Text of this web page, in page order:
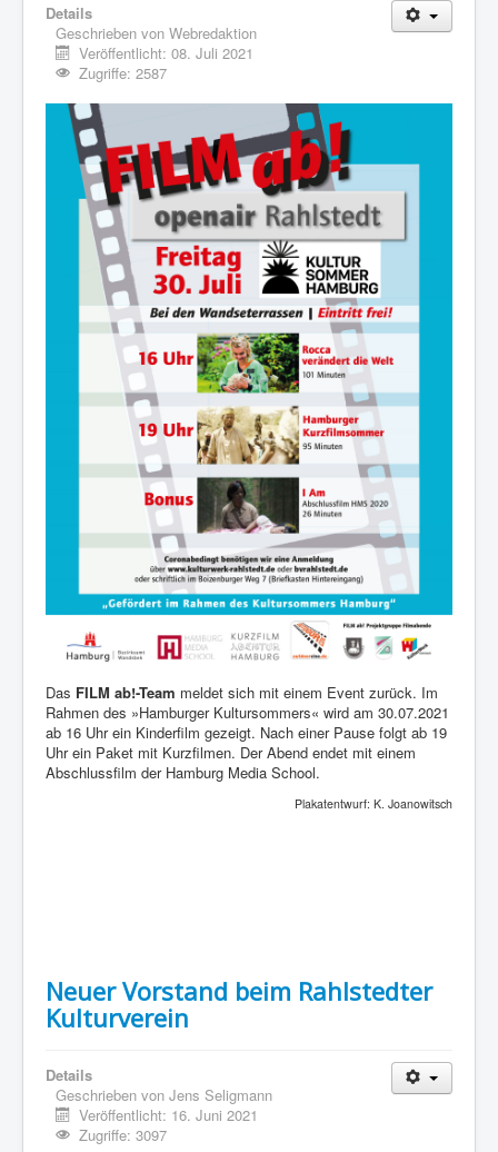
Details
Geschrieben von Webredaktion
Veröffentlicht: 08. Juli 2021
Zugriffe: 2587
Das FILM ab!-Team meldet sich mit einem Event zurück. Im
Rahmen des »Hamburger Kultursommers« wird am 30.07.2021
ab 16 Uhr ein Kinderfilm gezeigt. Nach einer Pause folgt ab 19
Uhr ein Paket mit Kurzfilmen. Der Abend endet mit einem
Abschlussfilm der Hamburg Media School.
Plakatentwurf: K. Joanowitsch
Neuer Vorstand beim Rahlstedter
Kulturverein
Details
Geschrieben von Jens Seligmann
Veröffentlicht: 16. Juni 2021
Zugriffe: 3097